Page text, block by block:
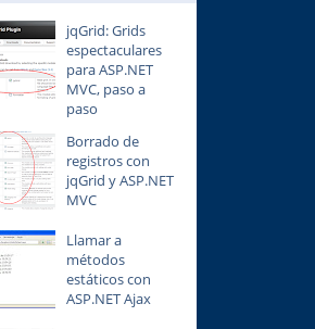
jqGrid: Grids
espectaculares
para ASP.NET
MVC, paso a
paso
Borrado de
registros con
jqGrid y ASP.NET
MVC
Llamar a
métodos
estáticos con
ASP.NET Ajax